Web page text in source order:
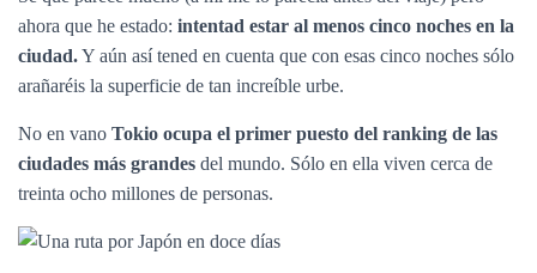
ahora que he estado: intentad estar al menos cinco noches en la
ciudad.Y aún así tened en cuenta que con esas cinco noches sólo
arañaréis la superficie de tan increíble urbe.
No en vano Tokio ocupa el primer puesto del ranking de las
ciudades más grandes del mundo. Sólo en ella viven cerca de
treinta ocho millones de personas.